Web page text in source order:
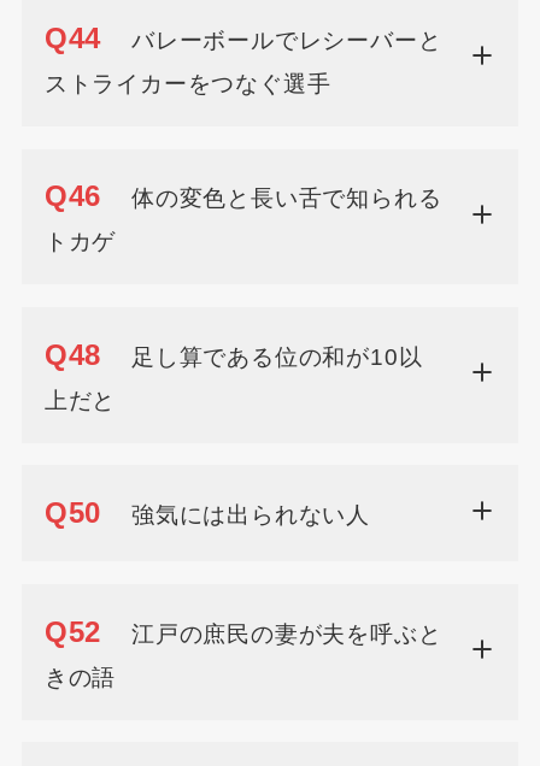
Q44
バレーボールでレシーバーと
ストライカーをつなぐ選手
Q46
体の変色と長い舌で知られる
トカゲ
Q48
足し算である位の和が10以
上だと
Q50 強気には出られない人
Q52
江戸の庶民の妻が夫を呼ぶと
きの語